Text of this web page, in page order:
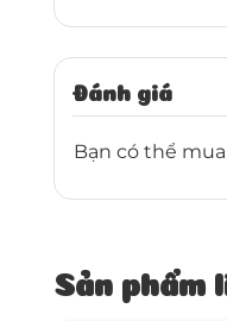
Đánh giá
Bạn có thể
Sản phẩm